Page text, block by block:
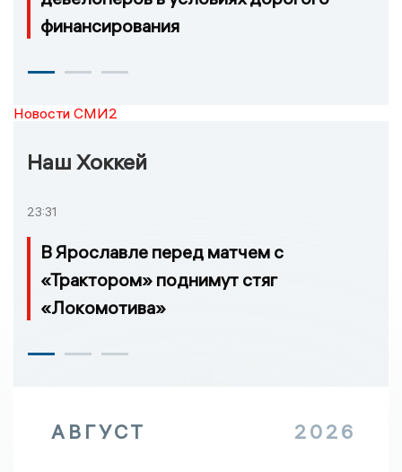
финансирования
Новости СМИ2
Наш Хоккей
23:31
В Ярославле перед матчем с
«Трактором» поднимут стяг
«Локомотива»
АВГУСТ 2026